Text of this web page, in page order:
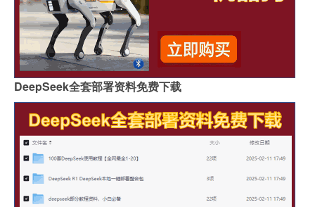
DeepSeek全套部署资料免费下载